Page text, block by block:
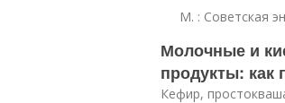
М. : Советская
Молочные и
продукты: как
Кефир,